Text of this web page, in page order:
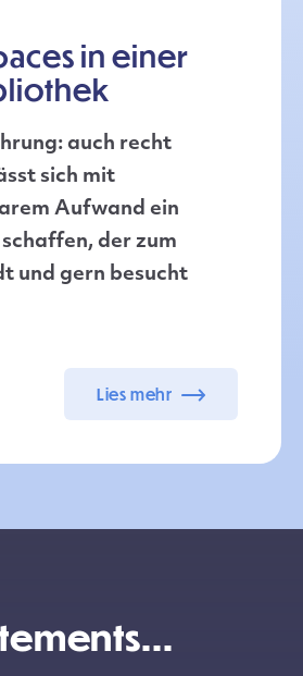
die Welt
in einer
auch recht
sich mit
Aufwand ein
der zum
und gern besucht
Lies mehr